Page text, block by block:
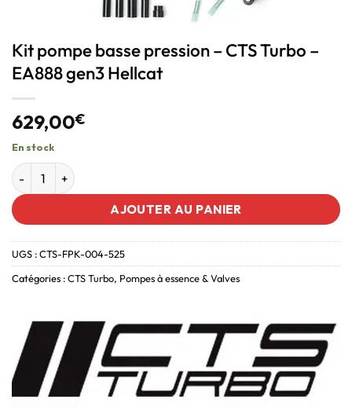
Kit pompe basse pression – CTS Turbo –
EA888 gen3 Hellcat
629,00€
En stock
AJOUTER AU PANIER
UGS :CTS-FPK-004-525
Catégories :CTS Turbo, Pompes à essence & Valves